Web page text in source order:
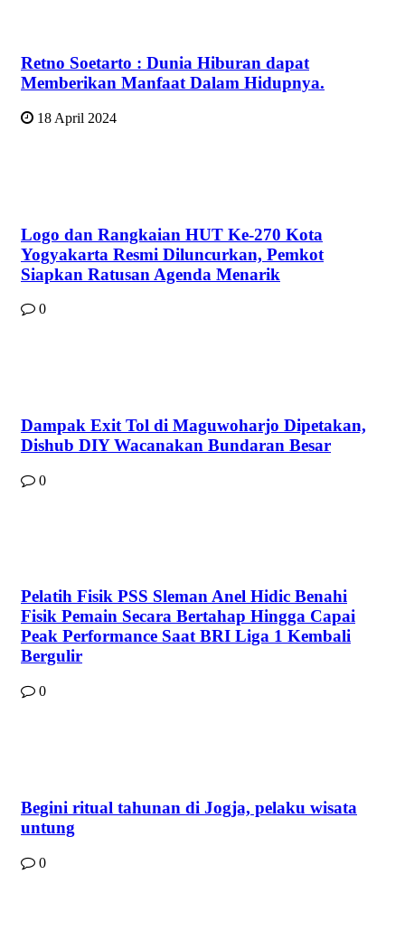
Retno Soetarto : Dunia Hiburan dapat
Memberikan Manfaat Dalam Hidupnya.
18 April 2024
Logo dan Rangkaian HUT Ke-270 Kota
Yogyakarta Resmi Diluncurkan, Pemkot
Siapkan Ratusan Agenda Menarik
0
Dampak Exit Tol di Maguwoharjo Dipetakan,
Dishub DIY Wacanakan Bundaran Besar
0
Pelatih Fisik PSS Sleman Anel Hidic Benahi
Fisik Pemain Secara Bertahap Hingga Capai
Peak Performance Saat BRI Liga 1 Kembali
Bergulir
0
Begini ritual tahunan di Jogja, pelaku wisata
untung
0